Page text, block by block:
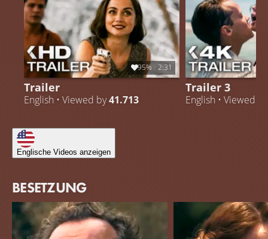
95% 2:31
Trailer
English • Viewed by41.713
Trailer 3
English • Viewed
Englische Videos anzeigen
BESETZUNG